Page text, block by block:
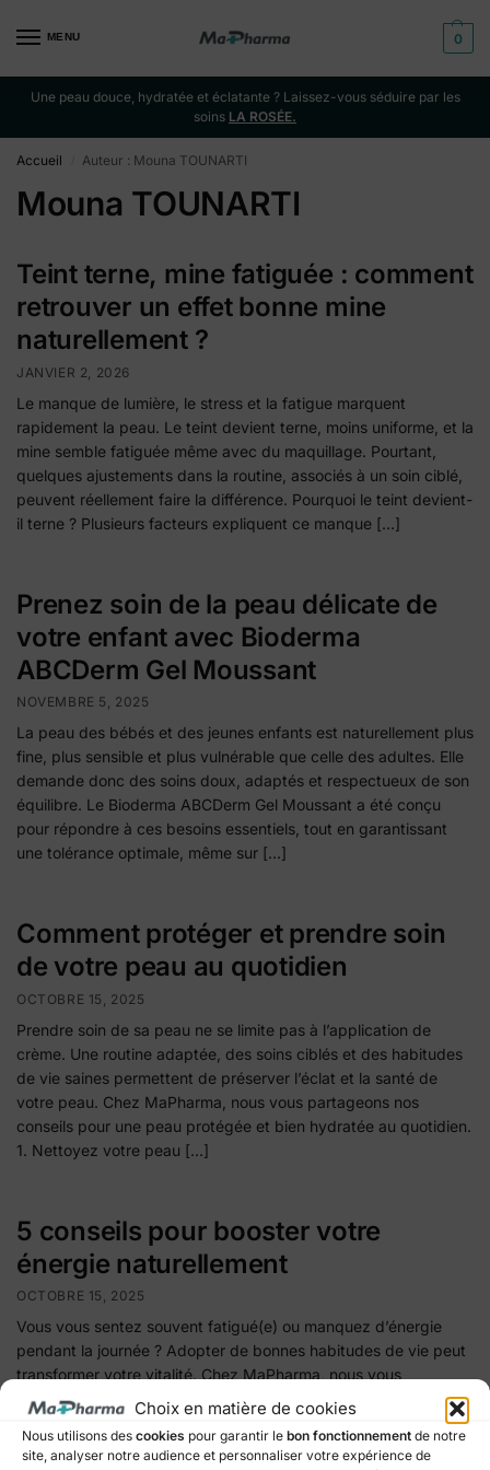
Choix en matière de cookies
Nous utilisons des cookies pour garantir le bon fonctionnement de notre
site, analyser notre audience et personnaliser votre expérience de
MENU 0
Une peau douce, hydratée et éclatante ? Laissez-vous séduire par les
soins LA ROSÉE.
Accueil Auteur : Mouna TOUNARTI
Mouna TOUNARTI
Teint terne, mine fatiguée : comment
retrouver un effet bonne mine
naturellement ?
JANVIER 2, 2026
Le manque de lumière, le stress et la fatigue marquent
rapidement la peau. Le teint devient terne, moins uniforme, et la
mine semble fatiguée même avec du maquillage. Pourtant,
quelques ajustements dans la routine, associés à un soin ciblé,
peuvent réellement faire la différence. Pourquoi le teint devient-
il terne ? Plusieurs facteurs expliquent ce manque […]
Prenez soin de la peau délicate de
votre enfant avec Bioderma
ABCDerm Gel Moussant
NOVEMBRE 5, 2025
La peau des bébés et des jeunes enfants est naturellement plus
fine, plus sensible et plus vulnérable que celle des adultes. Elle
demande donc des soins doux, adaptés et respectueux de son
équilibre. Le Bioderma ABCDerm Gel Moussant a été conçu
pour répondre à ces besoins essentiels, tout en garantissant
une tolérance optimale, même sur […]
Comment protéger et prendre soin
de votre peau au quotidien
OCTOBRE 15, 2025
Prendre soin de sa peau ne se limite pas à l’application de
crème. Une routine adaptée, des soins ciblés et des habitudes
de vie saines permettent de préserver l’éclat et la santé de
votre peau. Chez MaPharma, nous vous partageons nos
conseils pour une peau protégée et bien hydratée au quotidien.
1. Nettoyez votre peau […]
5 conseils pour booster votre
énergie naturellement
OCTOBRE 15, 2025
Vous vous sentez souvent fatigué(e) ou manquez d’énergie
pendant la journée ? Adopter de bonnes habitudes de vie peut
transformer votre vitalité. Chez MaPharma, nous vous
partageons 5 conseils pratiques pour booster votre énergie
naturellement, soutenir votre organisme et améliorer votre bien-
être au quotidien. 5 conseils pour booster votre énergie